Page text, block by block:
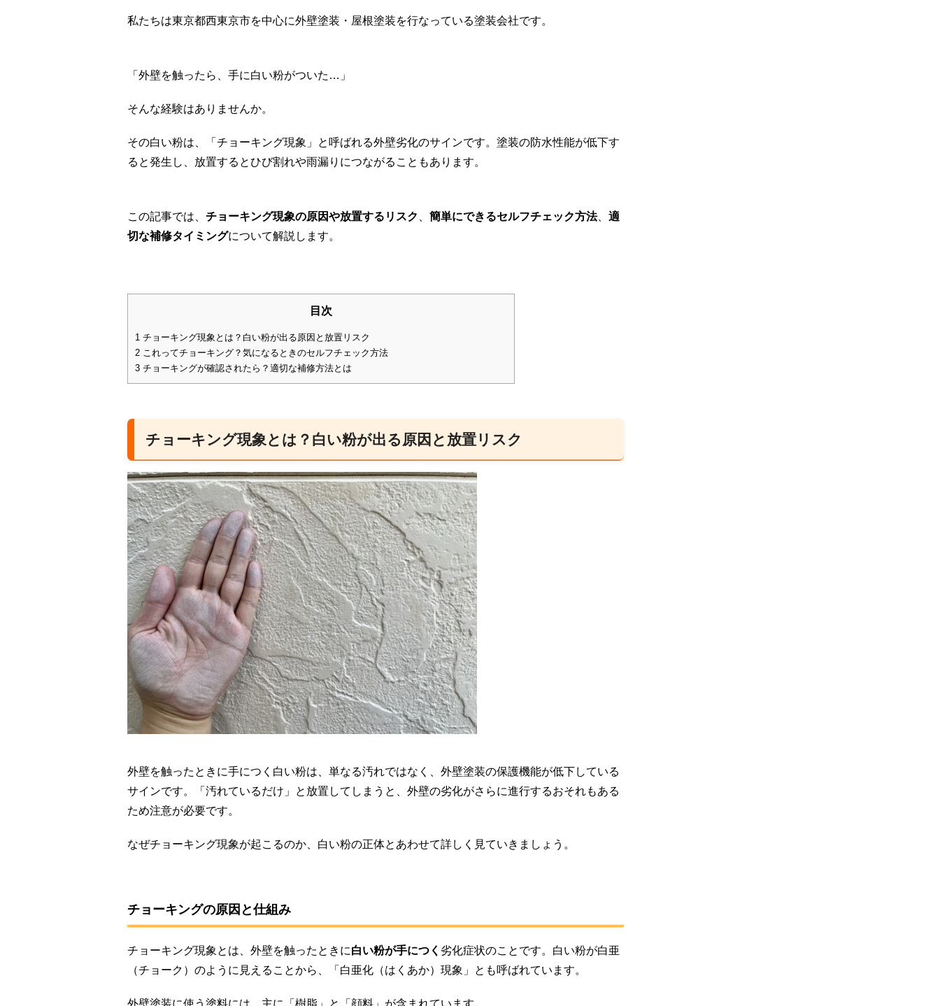
私たちは東京都西東京市を中心に外壁塗装・屋根塗装を行なっている塗装会社です。
「外壁を触ったら、手に白い粉がついた…」
そんな経験はありませんか。
その白い粉は、「チョーキング現象」と呼ばれる外壁劣化のサインです。塗装の防水性能が低下す
ると発生し、放置するとひび割れや雨漏りにつながることもあります。
この記事では、 チョーキング現象の原因や放置するリスク 簡単にできるセルフチェック方法、 適
切な補修タイミングについて解説します。
目次
1 チョーキング現象とは？白い粉が出る原因と放置リスク
2 これってチョーキング？気になるときのセルフチェック方法
3 チョーキングが確認されたら？適切な補修方法とは
チョーキング現象とは？白い粉が出る原因と放置リスク
外壁を触ったときに手につく白い粉は、単なる汚れではなく、外壁塗装の保護機能が低下している
サインです。「汚れているだけ」と放置してしまうと、外壁の劣化がさらに進行するおそれもある
ため注意が必要です。
なぜチョーキング現象が起こるのか、白い粉の正体とあわせて詳しく見ていきましょう。
チョーキングの原因と仕組み
チョーキング現象とは、外壁を触ったときに白い粉が手につく 劣化症状のことです。白い粉が白亜
（チョーク）のように見えることから、「白亜化（はくあか）現象」とも呼ばれています。
外壁塗装に使う塗料には、主に「樹脂」と「顔料」が含まれています。